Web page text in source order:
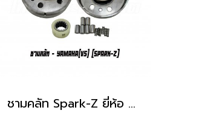
ชามคลัท Spark-Z ยี่ห้อ VS (DU1-51)